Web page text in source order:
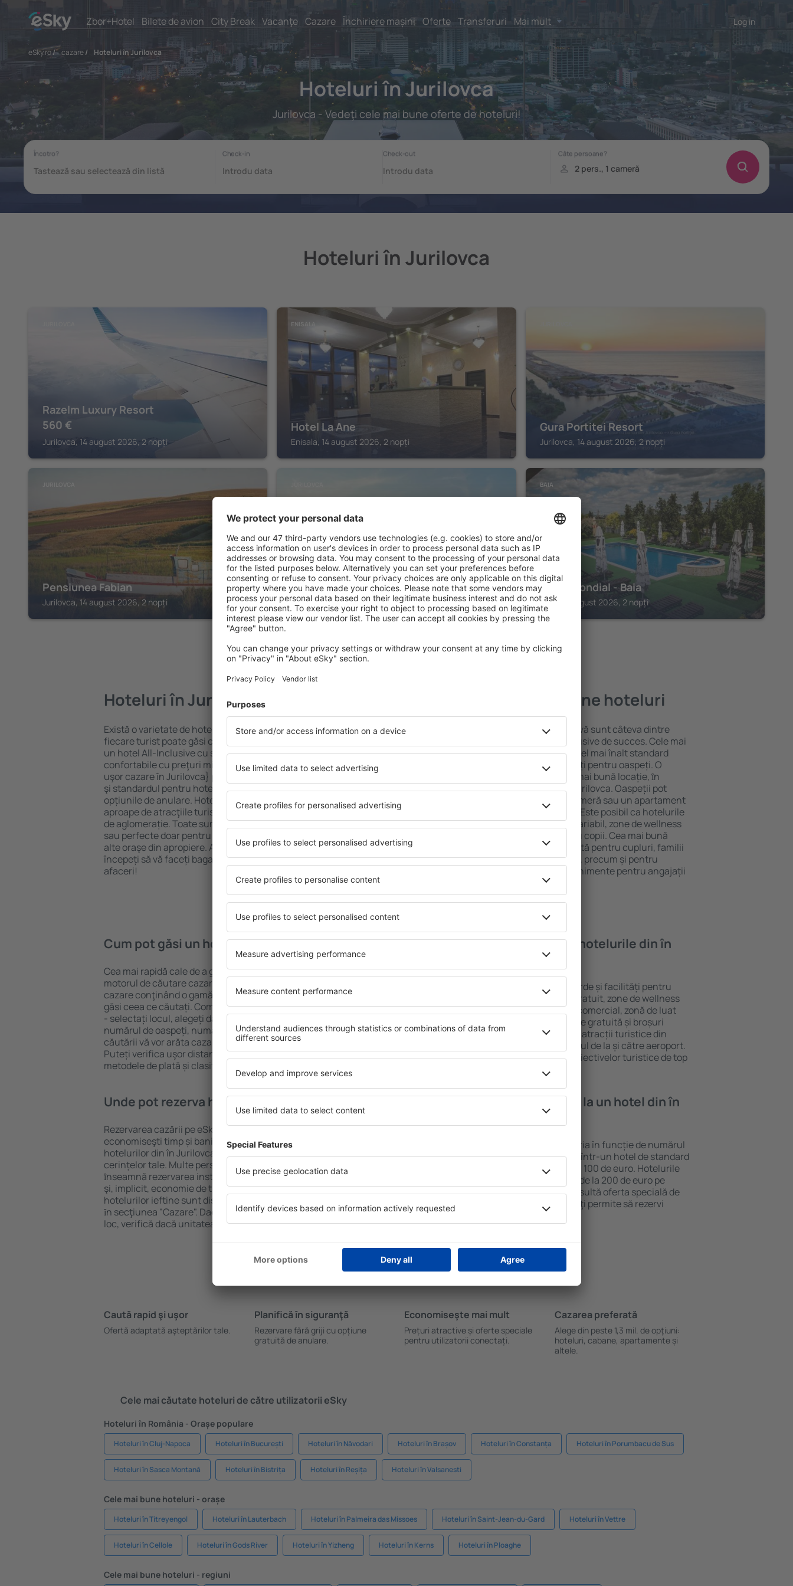
Zbor+Hotel Bilete de avion City Break Vacanţe Cazare Închiriere mașini Oferte Transferuri Mai mult Log in
eSky.ro/ cazare/ Hoteluri în Jurilovca
Hoteluri în Jurilovca
Jurilovca - Vedeţi cele mai bune oferte de hoteluri!
Hoteluri în Jurilovca
Razelm Luxury Resort
560 €
Jurilovca, 14 august 2026, 2 nopți
ENISALA
Hotel La Ane
Enisala, 14 august 2026, 2 nopți
Gura Portitei Resort
Jurilovca, 14 august 2026, 2 nopți
Pensiunea Fabian
Jurilovca, 14 august 2026, 2 nopți
Pensiunea Fabian
Jurilovca, 14 august 2026, 2 nopți
BAIA
Hotel Mondial - Baia
Baia, 14 august 2026, 2 nopți
Vedeți mai multe hoteluri în Jurilovca
Hoteluri în Jurilovca
Există o varietate de hoteluri disponibile în Jurilovca, astfel încât
fiecare turist poate găsi cazare potrivită nevoilor sale. Preferați
un hotel All-Inclusive cu standarde ȋnalte sau preferați hoteluri
confortabile cu preţuri mici? Cu ajutorul nostru puteți rezerva
uşor cazare în Jurilovca} pentru orice buget! Selectați destinația
şi standardul pentru hotel, verificați metodele de plată și
opțiunile de anulare. Hotelurile în Jurilovca sunt situate atât
aproape de atracţiile turistice populare, cât și puțin mai departe
de aglomerație. Toate sunt disponibile pentru o vacanță lungă
sau perfecte doar pentru o noapte atunci când doriţi să vizitaţi şi
alte oraşe din apropiere. Alegeți hotelul care vi se potriveşte și
începeți să vă faceți bagajele pentru o vacanţă sau călătorie de
afaceri!
Jurilovca – cele mai bune hoteluri
O varietate de servicii și o locație atractivă sunt câteva dintre
elementele cheie ale unui hotel All-Inclusive de succes. Cele mai
bune hoteluri din Jurilovca garantează cel mai înalt standard
pentru servicii și o gamă largă de facilități pentru oaspeți. O
cazare cu standarde ridicate oferă cea mai bună locație, ȋn
apropiere de principalele distracţii din Jurilovca. Oaspeții pot
folosi parcarea gratuită și pot alege o cameră sau un apartament
care să corespundă perfect nevoilor lor. Este posibil ca hotelurile
cu standarde ȋnalte să ofere un meniu variabil, zone de wellness
precum spa și fitness, și activități pentru copii. Cea mai bună
cazare în Jurilovca este o alegere perfectă pentru cupluri, familii
și persoane aflate în călătorie de afaceri, precum și pentru
companii care doresc să organizeze evenimente pentru angajații
Cum pot găsi un hotel în Jurilovca?
Cea mai rapidă cale de a găsi un hotel în Jurilovca este folosind
motorul de căutare cazare eSky. Baza mare de date cu locuri de
cazare conţinând o gamă largă de opţiuni este o garanție că veți
găsi ceea ce căutați. Completați câmpurile motorului de căutare
- selectați locul, alegeți data de check-in și check-out, adăugați
numărul de oaspeți, numărul de camere şi gata! Rezultatele
căutării vă vor arăta cazarea disponibilă ȋn perioada selectată.
Puteți verifica uşor distanța de la hotel ȋn centrul orașului,
metodele de plată și clasificarea hotelului.
Ce fel de facilităţi voi găsi ȋn hotelurile din în
Hotelurile în Jurilovca au diferite standarde și facilități pentru
oaspeți. Cele mai frecvente sunt Wi-Fi gratuit, zone de wellness
cu SPA, mini bar/seif în cameră, centru comercial, zonă de luat
masa, zonă de joacă pentru copii, parcare gratuită și broșuri
informative despre cele mai interesante atracții turistice din
zonă. Unele proprietăți includ și transferul de la și către aeroport.
Uneori, acestea încurajează vizitarea obiectivelor turistice de top
Unde pot rezerva hoteluri ȋn în Jurilovca?
Rezervarea cazării pe eSky.ro este o soluție care te va ajuta să
economiseşti timp și bani. Foloseşte motorul de căutare a
hotelurilor din în Jurilovca și alege cazarea care corespunde
cerințelor tale. Multe persoane au ales pachetul Zbor+Hotel care
ȋnseamnă rezervarea instantanee a biletelor de avion şi a cazării
şi, implicit, economie de timp. Motorul de căutare și rezervarea
hotelurilor ieftine sunt disponibile pe pagina principală a eSky.ro,
ȋn secţiunea "Cazare". Dacă nu ai garanţia că excursia va avea
loc, verifică dacă unitatea de cazare permite anularea gratuită.
Cât costă o noapte de cazare la un hotel din în
Prețul pe noapte în în Jurilovca poate varia în funcție de numărul
de stele și de locaţia hotelului. O noapte într-un hotel de standard
mediu costă de la aproximativ 50 până la 100 de euro. Hotelurile
de cinci stele sunt disponibile ȋncepând de la 200 de euro pe
noapte. Dacă doreşti cazare ieftină, consultă oferta specială de
pachete Zbor+Hotel de pe eSky.ro, care ȋţi permite să rezervi
cazare și bilete de avion instantaneu.
Caută rapid şi uşor
Ofertă adaptată aşteptărilor tale.
Planifică ȋn siguranţă
Rezervare fără griji cu opțiune
gratuită de anulare.
Economiseşte mai mult
Prețuri atractive și oferte speciale
pentru utilizatorii conectați.
Cazarea preferată
Alege din peste 1,3 mil. de opţiuni:
hoteluri, cabane, apartamente și
altele.
Cele mai căutate hoteluri de către utilizatorii eSky
Hoteluri în România - Orașe populare
Hoteluri în Cluj-Napoca Hoteluri în București Hoteluri în Năvodari Hoteluri în Brașov Hoteluri în Constanța Hoteluri în Porumbacu de Sus
Hoteluri în Sasca Montană Hoteluri în Bistrița Hoteluri în Reșița Hoteluri în Valsanesti
Cele mai bune hoteluri - orașe
Hoteluri în Titreyengol Hoteluri în Lauterbach Hoteluri în Palmeira das Missoes Hoteluri în Saint-Jean-du-Gard Hoteluri în Vettre
Hoteluri în Cellole Hoteluri în Gods River Hoteluri în Yizheng Hoteluri în Kerns Hoteluri în Ploaghe
Cele mai bune hoteluri - regiuni